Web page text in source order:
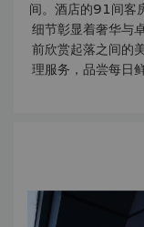
间。酒店的91间客
细节彰显着奢华与
前欣赏起落之间的
理服务，品尝每日